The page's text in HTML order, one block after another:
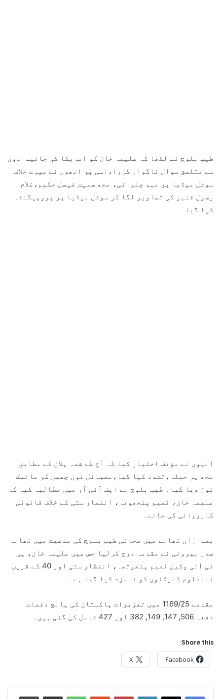
طیب بلوچ نے لکھا کہ علیمہ خان کو امریکا کی جائیدادوں
سے متلعق سوال ناگوار گزرا،اسی پر انھوں نے میرے خلاف
سوشل میڈیا پر مہم چلوائی، مجھ سمیت فیصل حکیم،غلام
رسول قنبر کی تصاویر لگا کر سوشل میڈیا پر پروپیگنڈہ
کیا گیا۔
انہوں نے مؤقف اختیار کیا کہ آج طے شدہ پلان کے مطابق
مجھ پر حملہ،تشدد کیا گیا،مصبائل فون چھین کر مائیک
توڑ دیا گیا۔ طیب بلوچ نے ایف آئی آر میں مطالبہ کیا کہ
علیمہ خان، نعیم پنجھوتہ، انتصار ستی کے خلاف قانونی
کارروائی کی جائے۔
بعدازاں تھانے میں صحافی طیب بلوچ کی مدعیت میں تھانہ
صدر بیرونی نے مقدمہ درج کرلیا جس میں علیمہ خان، پی
ٹی آئی وکیل نعیم پنجوتھہ، انتظار ستی اور 40 کے قریب
نامعلوم کارکنوں کو نامزد کیا گیا ہے۔
مقدمے 1169/25 میں تعزیرات پاکستان کی پانچ دفعات
دفعہ 506, 147, 149, 382 اور 427 شامل کی گئی ہیں۔
Share this:
Facebook
X